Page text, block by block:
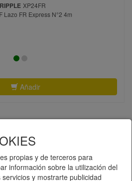
propias y de terceros para
información sobre la utilización del
y mostrarte publicidad
XP24FR
Lazo FR Express N°2 4m
Añadir